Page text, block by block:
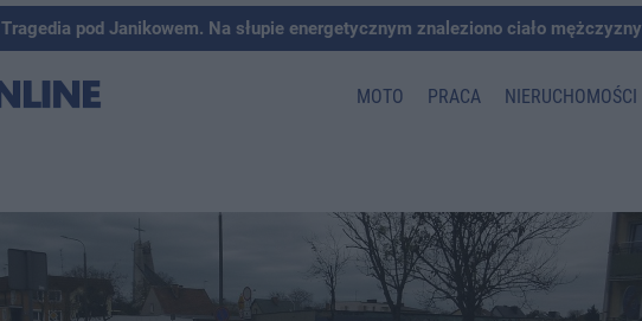
Tragedia pod Janikowem. Na słupie energetycznym znaleziono ciało mężczyzny
MOTO PRACA NIERUCHOMOŚCI